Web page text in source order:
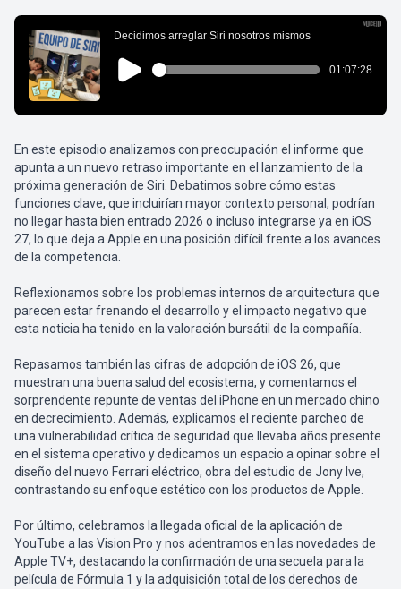
En este episodio analizamos con preocupación el informe que
apunta a un nuevo retraso importante en el lanzamiento de la
próxima generación de Siri. Debatimos sobre cómo estas
funciones clave, que incluirían mayor contexto personal, podrían
no llegar hasta bien entrado 2026 o incluso integrarse ya en iOS
27, lo que deja a Apple en una posición difícil frente a los avances
de la competencia.
Reflexionamos sobre los problemas internos de arquitectura que
parecen estar frenando el desarrollo y el impacto negativo que
esta noticia ha tenido en la valoración bursátil de la compañía.
Repasamos también las cifras de adopción de iOS 26, que
muestran una buena salud del ecosistema, y comentamos el
sorprendente repunte de ventas del iPhone en un mercado chino
en decrecimiento. Además, explicamos el reciente parcheo de
una vulnerabilidad crítica de seguridad que llevaba años presente
en el sistema operativo y dedicamos un espacio a opinar sobre el
diseño del nuevo Ferrari eléctrico, obra del estudio de Jony Ive,
contrastando su enfoque estético con los productos de Apple.
Por último, celebramos la llegada oficial de la aplicación de
YouTube a las Vision Pro y nos adentramos en las novedades de
Apple TV+, destacando la confirmación de una secuela para la
película de Fórmula 1 y la adquisición total de los derechos de